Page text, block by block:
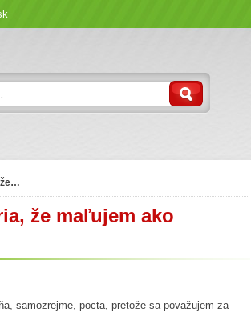
že…
že maľujem ako
samozrejme, pocta, pretože sa považujem za